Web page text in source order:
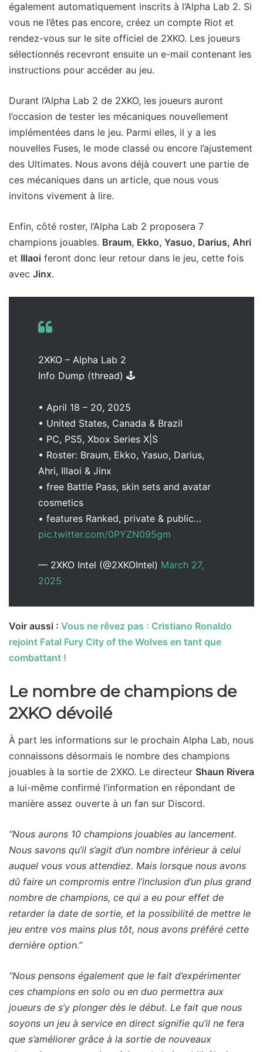
également automatiquement inscrits à l’Alpha Lab 2. Si
vous ne l’êtes pas encore, créez un compte Riot et
rendez-vous sur le site officiel de 2XKO. Les joueurs
sélectionnés recevront ensuite un e-mail contenant les
instructions pour accéder au jeu.
Durant l’Alpha Lab 2 de 2XKO, les joueurs auront
l’occasion de tester les mécaniques nouvellement
implémentées dans le jeu. Parmi elles, il y a les
nouvelles Fuses, le mode classé ou encore l’ajustement
des Ultimates. Nous avons déjà couvert une partie de
ces mécaniques dans un article, que nous vous
invitons vivement à lire.
Enfin, côté roster, l’Alpha Lab 2 proposera 7
champions jouables. Braum, Ekko, Yasuo, Darius, Ahri
et Illaoi feront donc leur retour dans le jeu, cette fois
avec Jinx.
2XKO – Alpha Lab 2
Info Dump (thread) 🕹️
• April 18 – 20, 2025
• United States, Canada & Brazil
• PC, PS5, Xbox Series X|S
• Roster: Braum, Ekko, Yasuo, Darius,
Ahri, Illaoi & Jinx
• free Battle Pass, skin sets and avatar
cosmetics
• features Ranked, private & public…
pic.twitter.com/0PYZN095gm
— 2XKO Intel (@2XKOIntel) March 27,
2025
Voir aussi : Vous ne rêvez pas : Cristiano Ronaldo
rejoint Fatal Fury City of the Wolves en tant que
combattant !
Le nombre de champions de
2XKO dévoilé
À part les informations sur le prochain Alpha Lab, nous
connaissons désormais le nombre des champions
jouables à la sortie de 2XKO. Le directeur Shaun Rivera
a lui-même confirmé l’information en répondant de
manière assez ouverte à un fan sur Discord.
“Nous aurons 10 champions jouables au lancement.
Nous savons qu’il s’agit d’un nombre inférieur à celui
auquel vous vous attendiez. Mais lorsque nous avons
dû faire un compromis entre l’inclusion d’un plus grand
nombre de champions, ce qui a eu pour effet de
retarder la date de sortie, et la possibilité de mettre le
jeu entre vos mains plus tôt, nous avons préféré cette
dernière option.”
“Nous pensons également que le fait d’expérimenter
ces champions en solo ou en duo permettra aux
joueurs de s’y plonger dès le début. Le fait que nous
soyons un jeu à service en direct signifie qu’il ne fera
que s’améliorer grâce à la sortie de nouveaux